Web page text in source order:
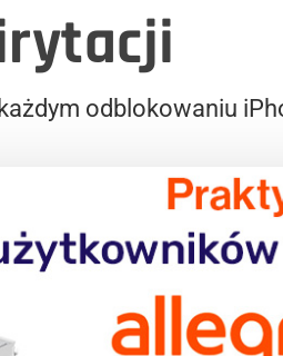
odblokowaniu